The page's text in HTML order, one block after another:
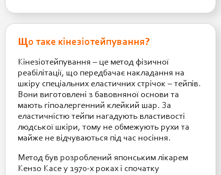
Що таке кінезіотейпування?
Кінезіотейпування – це метод фізичної
реабілітації, що передбачає накладання на
шкіру спеціальних еластичних стрічок – тейпів.
Вони виготовлені з бавовняної основи та
мають гіпоалергенний клейкий шар. За
еластичністю тейпи нагадують властивості
людської шкіри, тому не обмежують рухи та
майже не відчуваються під час носіння.
Метод був розроблений японським лікарем
Кензо Касе у 1970-х роках і спочатку